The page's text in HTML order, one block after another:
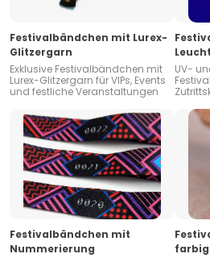
Festivalbändchen mit Lurex-
Glitzergarn
Exklusive Festivalbändchen mit
Lurex-Glitzergarn für VIPs, Events
und festliche Veranstaltungen
UV-
Festivalbändchen mit
Nummerierung